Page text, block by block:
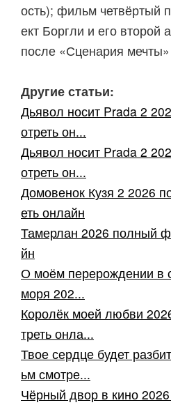
ость); фильм четвёртый
ект Боргли и его второй
после «Сценария
Другие статьи:
Дьявол носит Prada 2
отреть он...
Дьявол носит Prada 2
отреть он...
Домовенок Кузя 2 2026
еть онлайн
Тамерлан 2026 полный
йн
О моём перерождении в
моря 202...
Королёк моей любви
треть онла...
Твое сердце будет
ьм смотре...
Чёрный двор в кино